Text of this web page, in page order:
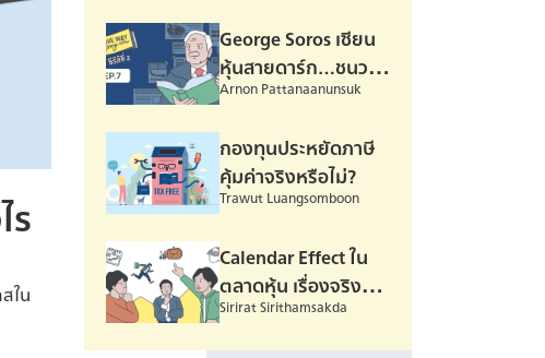
ร
ใน
George Soros เซียน
หุ้นสายดาร์ก…ชนวน
วิกฤต ‘ต้มยำกุ้ง’ | ซี
Arnon Pattanaanunsuk
กองทุนประหยัดภาษี
คุ้มค่าจริงหรือไม่?
Trawut Luangsomboon
Calendar Effect ใน
ตลาดหุ้น เรื่องจริง
หรืออุปาทานหมู่
Sirirat Sirithamsakda